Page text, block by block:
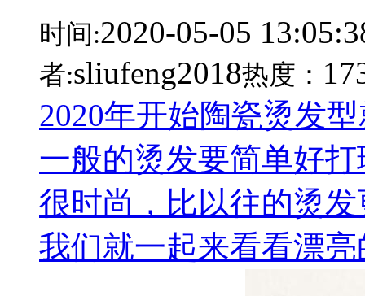
时间:2020-05-05
者:sliufeng2018热度：
2020年开始陶瓷烫发
一般的烫发要简单好
很时尚，比以往的烫
我们就一起来看看漂